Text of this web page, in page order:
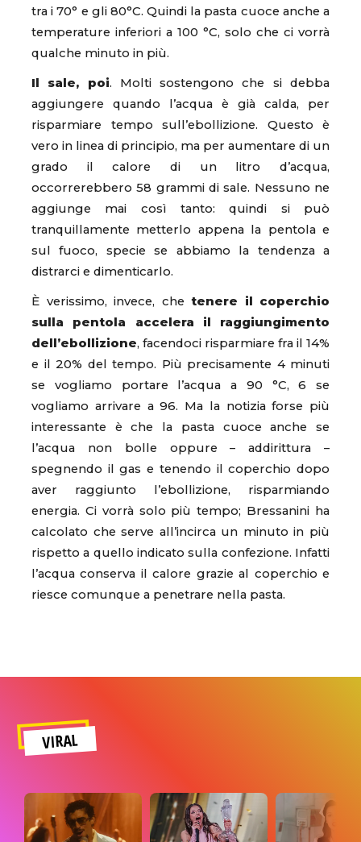
tra i 70° e gli 80°C. Quindi la pasta cuoce anche a
temperature inferiori a 100 °C, solo che ci vorrà
qualche minuto in più.
Il sale, poi. Molti sostengono che si debba
aggiungere quando l’acqua è già calda, per
risparmiare tempo sull’ebollizione. Questo è
vero in linea di principio, ma per aumentare di un
grado il calore di un litro d’acqua,
occorrerebbero 58 grammi di sale. Nessuno ne
aggiunge mai così tanto: quindi si può
tranquillamente metterlo appena la pentola e
sul fuoco, specie se abbiamo la tendenza a
distrarci e dimenticarlo.
È verissimo, invece, che tenere il coperchio
sulla pentola accelera il raggiungimento
dell’ebollizione, facendoci risparmiare fra il 14%
e il 20% del tempo. Più precisamente 4 minuti
se vogliamo portare l’acqua a 90 °C, 6 se
vogliamo arrivare a 96. Ma la notizia forse più
interessante è che la pasta cuoce anche se
l’acqua non bolle oppure – addirittura –
spegnendo il gas e tenendo il coperchio dopo
aver raggiunto l’ebollizione, risparmiando
energia. Ci vorrà solo più tempo; Bressanini ha
calcolato che serve all’incirca un minuto in più
rispetto a quello indicato sulla confezione. Infatti
l’acqua conserva il calore grazie al coperchio e
riesce comunque a penetrare nella pasta.
VIRAL